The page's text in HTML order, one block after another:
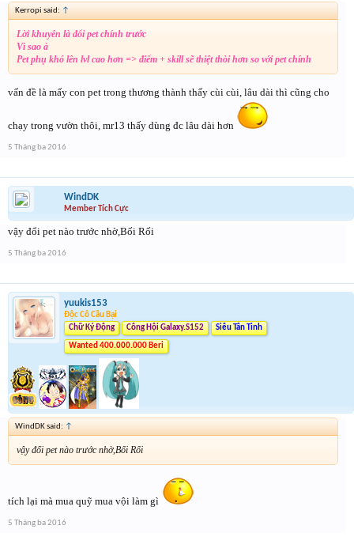
Kerropi said: ↑
Lời khuyên là đổi pet chính trước
Vì sao à
Pet phụ khó lên lvl cao hơn => điểm + skill sẽ thiệt thòi hơn so với pet chính
vấn đề là mấy con pet trong thương thành thấy cùi cùi, lâu dài thì cũng cho
chạy trong vườn thôi, mr13 thấy dùng đc lâu dài hơn
5 Tháng ba 2016
WindDK
Member Tích Cực
vậy đổi pet nào trước nhờ,Bối Rối
5 Tháng ba 2016
yuukis153
Độc Cô Cầu Bại
Chữ Ký Động
Công Hội Galaxy.S152 Siêu Tân Tinh
Wanted 400.000.000 Beri
WindDK said: ↑
vậy đổi pet nào trước nhờ,Bối Rối
tích lại mà mua quỹ mua vội làm gì
5 Tháng ba 2016